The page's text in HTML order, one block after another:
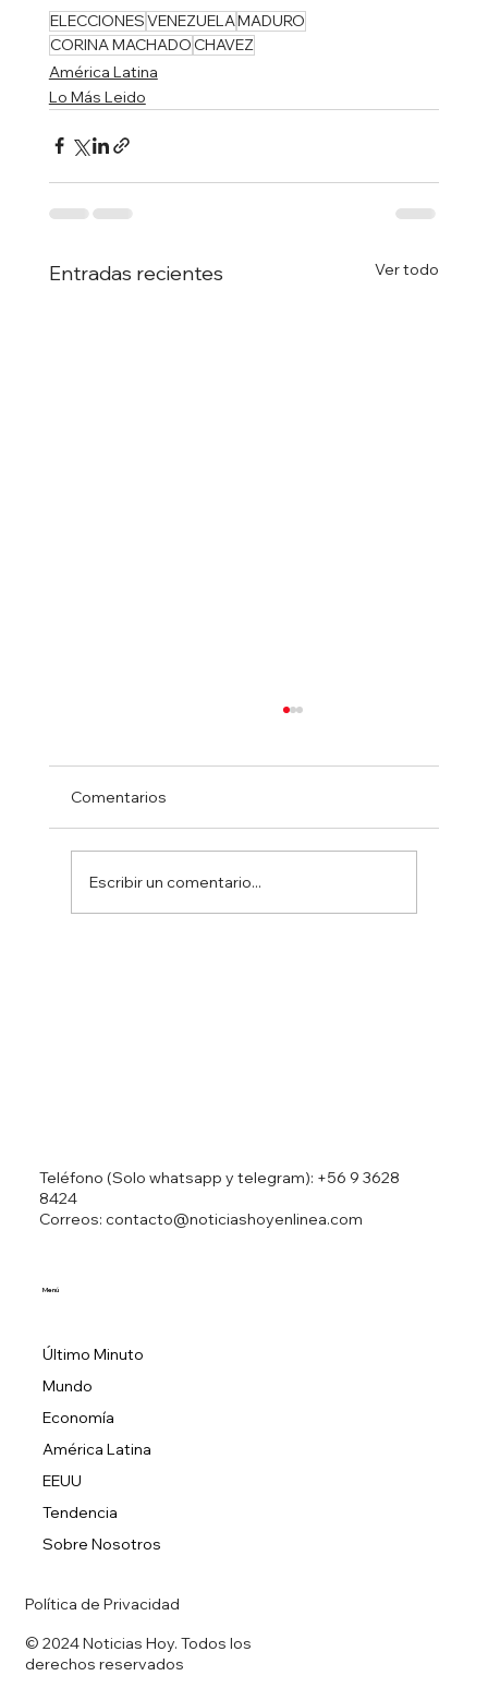
ELECCIONESVENEZUELAMADURO
CORINA MACHADO CHAVEZ
América Latina
Lo Más Leido
Entradas recientes Ver todo
Comentarios
Escribir un comentario...
Teléfono (Solo whatsapp y telegram): +56 9 3628
8424
Correos: contacto@noticiashoyenlinea.com
Último Minuto
Mundo
Economía
América Latina
EEUU
Tendencia
Sobre Nosotros
Menú
Política de Privacidad
© 2024 Noticias Hoy. Todos los
derechos reservados